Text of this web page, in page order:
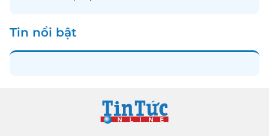
Tin nổi bật